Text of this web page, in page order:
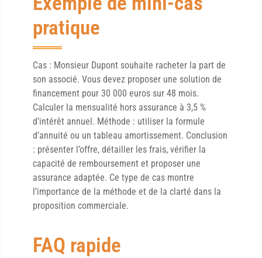
pratique
Cas : Monsieur Dupont souhaite racheter la part de
son associé. Vous devez proposer une solution de
financement pour 30 000 euros sur 48 mois.
Calculer la mensualité hors assurance à 3,5 %
d’intérêt annuel. Méthode : utiliser la formule
d’annuité ou un tableau amortissement. Conclusion
: présenter l’offre, détailler les frais, vérifier la
capacité de remboursement et proposer une
assurance adaptée. Ce type de cas montre
l’importance de la méthode et de la clarté dans la
proposition commerciale.
FAQ rapide